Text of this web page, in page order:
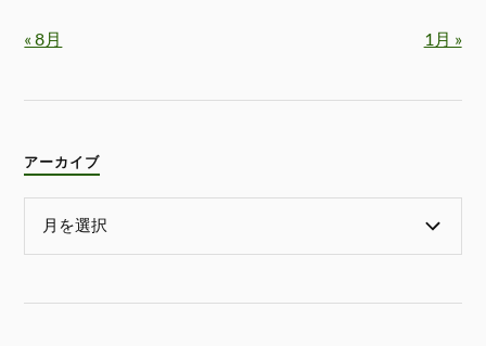
« 8月 1月 »
アーカイブ